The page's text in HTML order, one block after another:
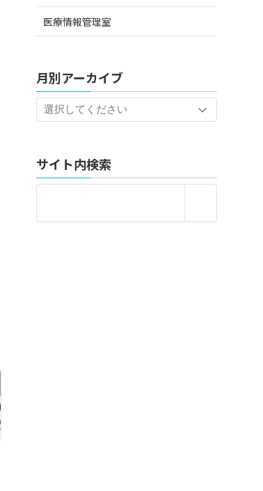
医療情報管理室
月別アーカイブ
サイト内検索